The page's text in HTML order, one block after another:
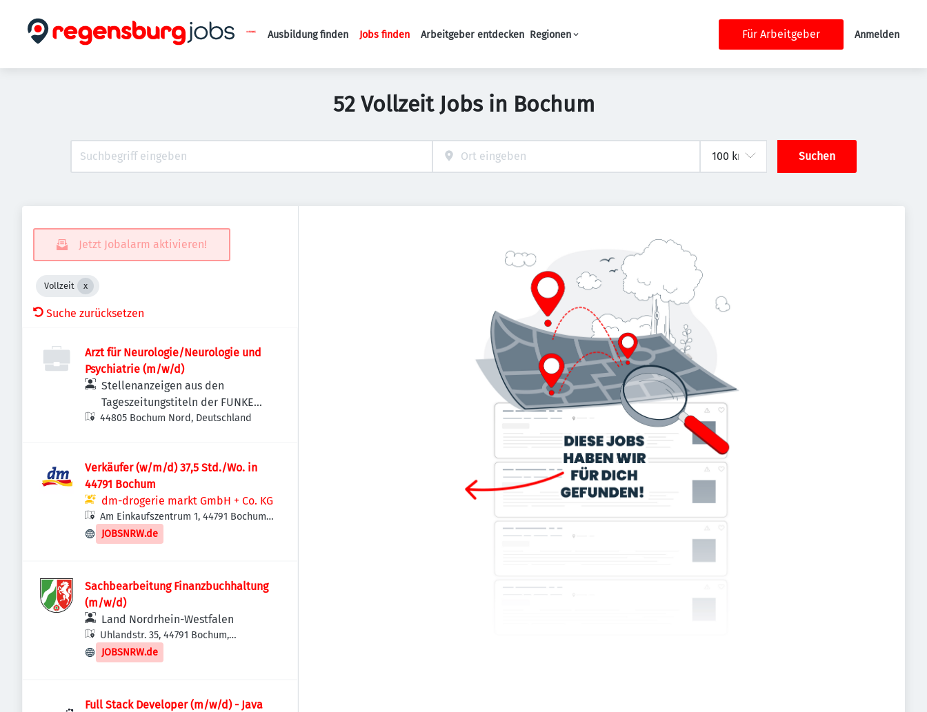
Haupt-Navigation
Ausbildung finden Jobs finden Arbeitgeber entdecken Regionen Für Arbeitgeber Anmelden
52 Vollzeit Jobs in Bochum
Suchen
Jetzt Jobalarm aktivieren!
Vollzeit
Suche zurücksetzen
Arzt für Neurologie/Neurologie und
Psychiatrie (m/w/d)
Stellenanzeigen aus den
Tageszeitungstiteln der FUNKE
MEDIEN NRW
44805 Bochum Nord, Deutschland
Verkäufer (w/m/d) 37,5 Std./Wo. in
44791 Bochum
dm-drogerie markt GmbH + Co. KG
Am Einkaufszentrum 1, 44791 Bochum,
Deutschland
JOBSNRW.de
Sachbearbeitung Finanzbuchhaltung
(m/w/d)
Land Nordrhein-Westfalen
Uhlandstr. 35, 44791 Bochum,
Deutschland
JOBSNRW.de
Full Stack Developer (m/w/d) - Java